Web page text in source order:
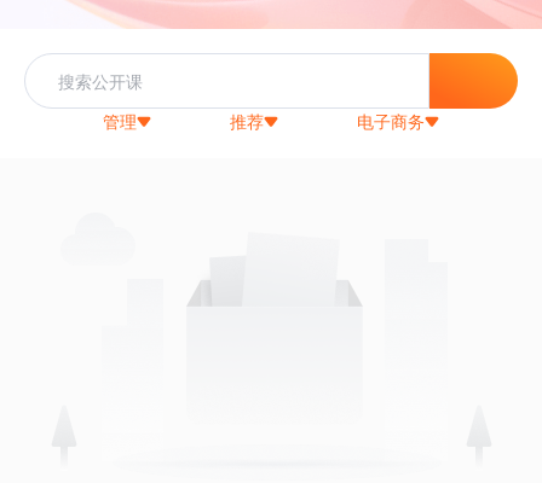
管理 推荐 电子商务